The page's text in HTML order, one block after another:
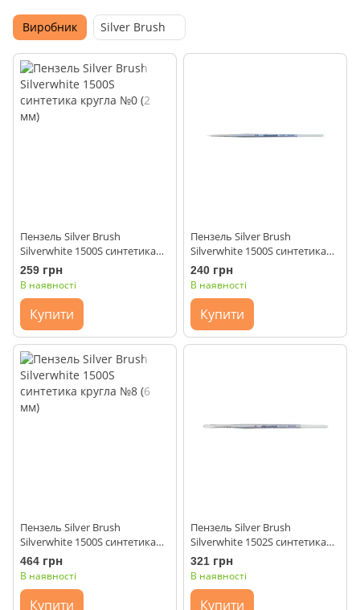
Виробник Silver Brush
Пензель Silver Brush
Silverwhite 1500S синтетика
кругла №0 (2 мм)
259 грн
В наявності
Купити
Пензель Silver Brush
Silverwhite 1500S синтетика
кругла №2/0 (1,5 мм)
240 грн
В наявності
Купити
Пензель Silver Brush
Silverwhite 1500S синтетика
кругла №8 (6 мм)
464 грн
В наявності
Купити
Пензель Silver Brush
Silverwhite 1502S синтетика
плоска №4
321 грн
В наявності
Купити